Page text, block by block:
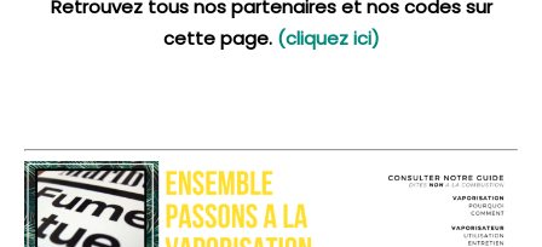
Retrouvez tous nos partenaires et nos codes sur
cette page. (cliquez ici)